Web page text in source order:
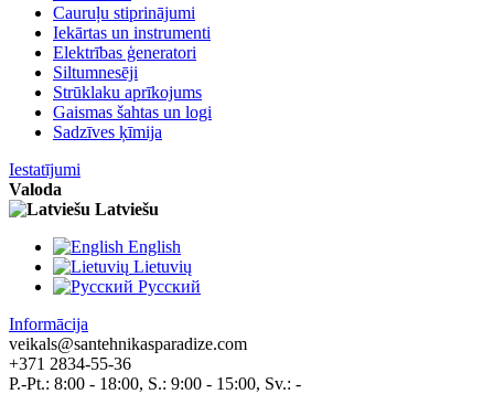
Cauruļu stiprinājumi
Iekārtas un instrumenti
Elektrības ģeneratori
Siltumnesēji
Strūklaku aprīkojums
Gaismas šahtas un logi
Sadzīves ķīmija
Iestatījumi
Valoda
Latviešu
English
Lietuvių
Pусский
Informācija
veikals@santehnikasparadize.com
+371 2834-55-36
P.-Pt.: 8:00 - 18:00, S.: 9:00 - 15:00, Sv.: -